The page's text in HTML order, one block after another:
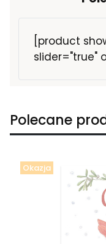
[product
slider="true"
Polecane
Okazja